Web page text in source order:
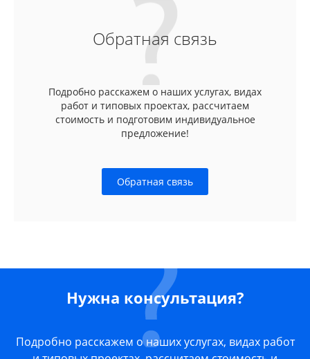
Обратная связь
Подробно расскажем о наших услугах, видах
работ и типовых проектах, рассчитаем
стоимость и подготовим индивидуальное
предложение!
Обратная связь
Нужна консультация?
Подробно расскажем о наших услугах, видах работ